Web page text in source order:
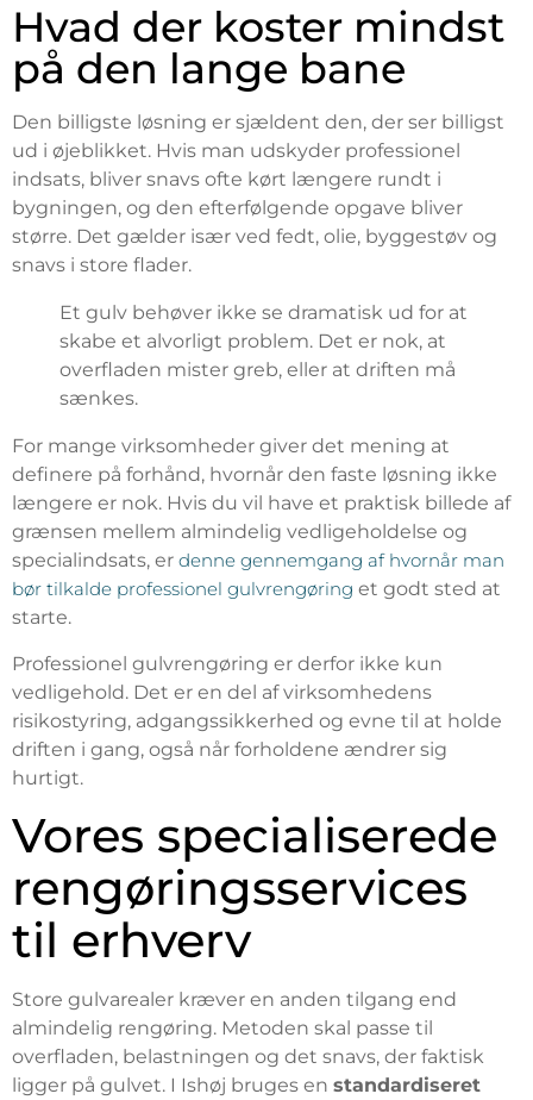
Hvad der koster mindst
på den lange bane
Den billigste løsning er sjældent den, der ser billigst
ud i øjeblikket. Hvis man udskyder professionel
indsats, bliver snavs ofte kørt længere rundt i
bygningen, og den efterfølgende opgave bliver
større. Det gælder især ved fedt, olie, byggestøv og
snavs i store flader.
Et gulv behøver ikke se dramatisk ud for at
skabe et alvorligt problem. Det er nok, at
overfladen mister greb, eller at driften må
sænkes.
For mange virksomheder giver det mening at
definere på forhånd, hvornår den faste løsning ikke
længere er nok. Hvis du vil have et praktisk billede af
grænsen mellem almindelig vedligeholdelse og
specialindsats, er denne gennemgang af hvornår man
bør tilkalde professionel gulvrengøring et godt sted at
starte.
Professionel gulvrengøring er derfor ikke kun
vedligehold. Det er en del af virksomhedens
risikostyring, adgangssikkerhed og evne til at holde
driften i gang, også når forholdene ændrer sig
hurtigt.
Vores specialiserede
rengøringsservices
til erhverv
Store gulvarealer kræver en anden tilgang end
almindelig rengøring. Metoden skal passe til
overfladen, belastningen og det snavs, der faktisk
ligger på gulvet. I Ishøj bruges en standardiseret